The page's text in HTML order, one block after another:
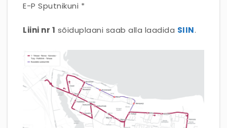
E-P Sputnikuni *
Liini nr 1 sõiduplaani saab alla laadida SIIN.